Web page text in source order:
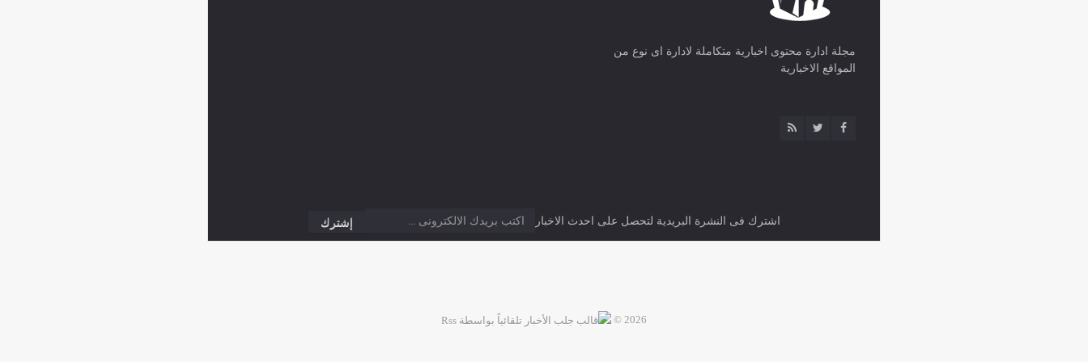
مجلة ادارة محتوى اخبارية متكاملة لادارة اى نوع من
المواقع الاخبارية
اشترك فى النشرة البريدية لتحصل على احدث الاخبار
2026 ©